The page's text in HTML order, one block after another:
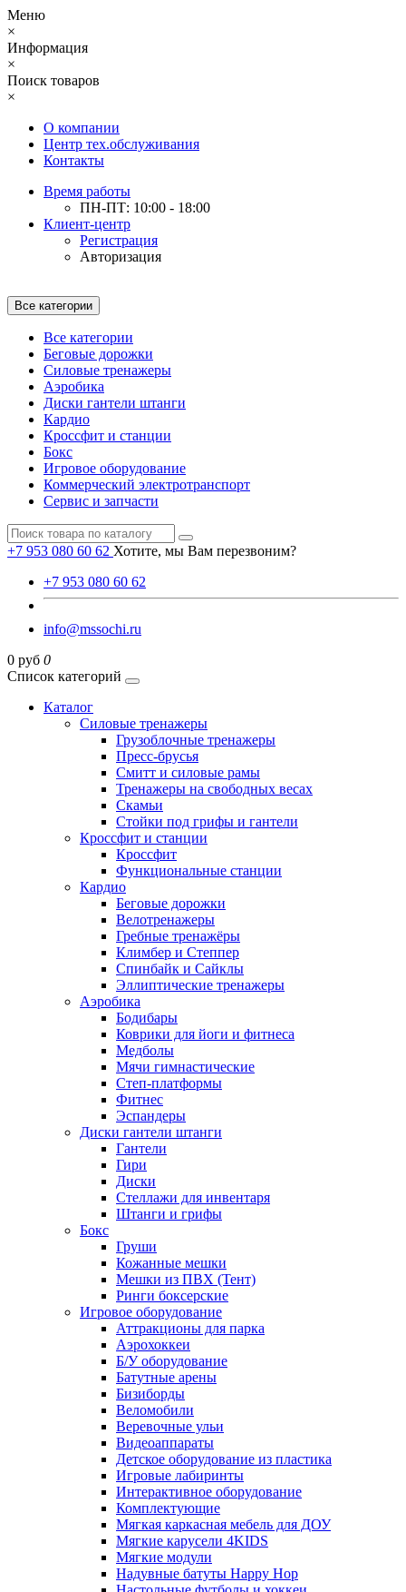
Меню
×
Информация
×
Поиск товаров
×
О компании
Центр тех.обслуживания
Контакты
Время работы
ПН-ПТ: 10:00 - 18:00
Клиент-центр
Регистрация
Авторизация
Все категории
Все категории
Беговые дорожки
Силовые тренажеры
Аэробика
Диски гантели штанги
Кардио
Кроссфит и станции
Бокс
Игровое оборудование
Коммерческий электротранспорт
Сервис и запчасти
+7 953 080 60 62 Хотите, мы Вам перезвоним?
+7 953 080 60 62
info@mssochi.ru
0 руб 0
Список категорий
Каталог
Силовые тренажеры
Грузоблочные тренажеры
Пресс-брусья
Смитт и силовые рамы
Тренажеры на свободных весах
Скамьи
Стойки под грифы и гантели
Кроссфит и станции
Кроссфит
Функциональные станции
Кардио
Беговые дорожки
Велотренажеры
Гребные тренажёры
Климбер и Степпер
Спинбайк и Сайклы
Эллиптические тренажеры
Аэробика
Бодибары
Коврики для йоги и фитнеса
Медболы
Мячи гимнастические
Степ-платформы
Фитнес
Эспандеры
Диски гантели штанги
Гантели
Гири
Диски
Стеллажи для инвентаря
Штанги и грифы
Бокс
Груши
Кожанные мешки
Мешки из ПВХ (Тент)
Ринги боксерские
Игровое оборудование
Аттракционы для парка
Аэрохоккеи
Б/У оборудование
Батутные арены
Бизиборды
Веломобили
Веревочные ульи
Видеоаппараты
Детское оборудование из пластика
Игровые лабиринты
Интерактивное оборудование
Комплектующие
Мягкая каркасная мебель для ДОУ
Мягкие карусели 4KIDS
Мягкие модули
Надувные батуты Happy Hop